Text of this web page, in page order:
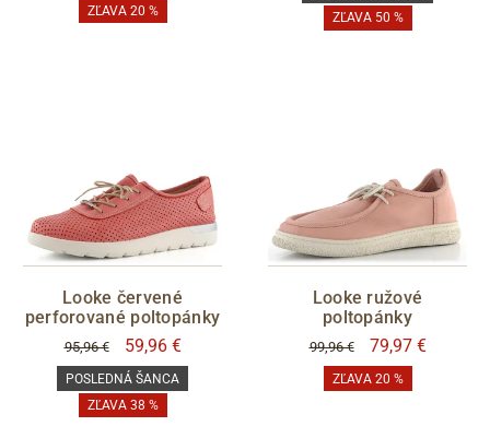
ZĽAVA 20 %
ZĽAVA 50 %
Looke červené
perforované poltopánky
95,96 € 59,96 €
POSLEDNÁ ŠANCA
ZĽAVA 38 %
Looke ružové
poltopánky
99,96 € 79,97 €
ZĽAVA 20 %